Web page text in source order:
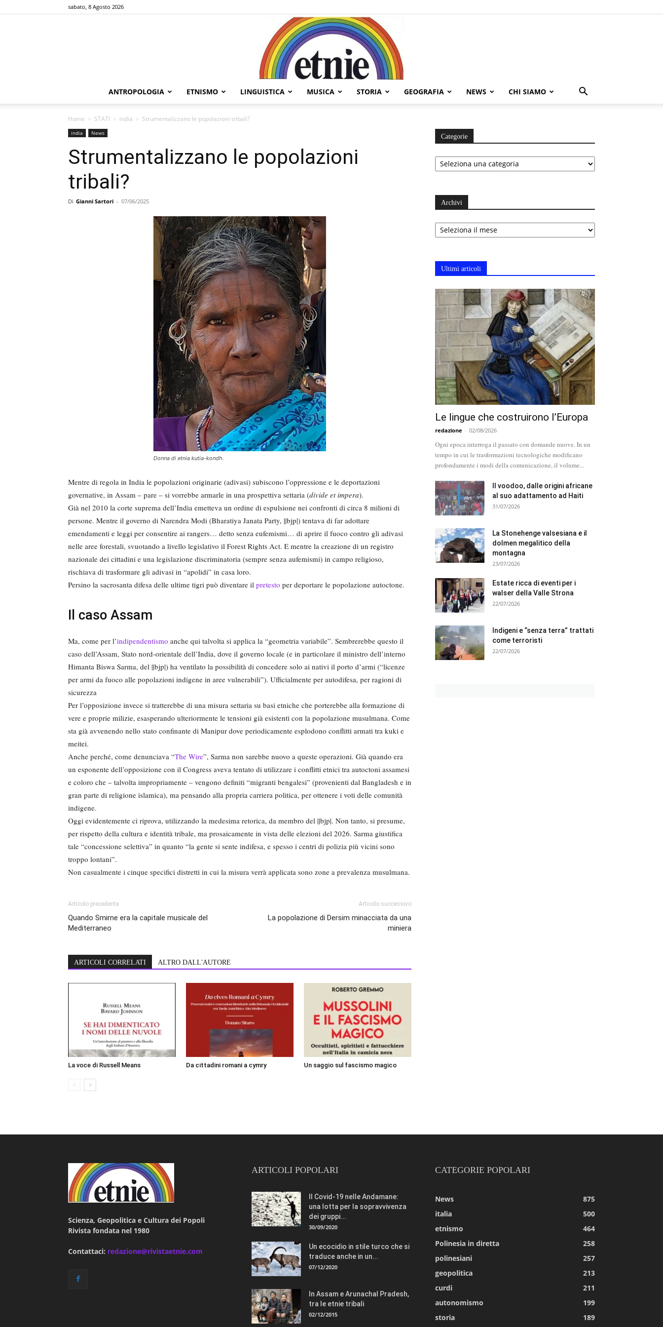
sabato, 8 Agosto 2026
ANTROPOLOGIA ETNISMO LINGUISTICA MUSICA STORIA GEOGRAFIA NEWS CHI SIAMO
Home STATI india Strumentalizzano le popolazioni tribali?
india News
Strumentalizzano le popolazioni
tribali?
Di Gianni Sartori - 07/06/2025
Donna di etnia kutia-kondh.
Mentre di regola in India le popolazioni originarie (adivasi) subiscono l’oppressione e le deportazioni
governative, in Assam – pare – si vorrebbe armarle in una prospettiva settaria (divide et impera).
Già nel 2010 la corte suprema dell’India emetteva un ordine di espulsione nei confronti di circa 8 milioni di
persone. Mentre il governo di Narendra Modi (Bharatiya Janata Party, ||bjp|) tentava di far adottare
emendamenti e leggi per consentire ai rangers… detto senza eufemismi… di aprire il fuoco contro gli adivasi
nelle aree forestali, svuotando a livello legislativo il Forest Rights Act. E mentre la creazione di un registro
nazionale dei cittadini e una legislazione discriminatoria (sempre senza aufemismi) in campo religioso,
rischiava di trasformare gli adivasi in “apolidi” in casa loro.
Persino la sacrosanta difesa delle ultime tigri può diventare il pretesto per deportare le popolazione autoctone.
Il caso Assam
Ma, come per l’indipendentismo anche qui talvolta si applica la “geometria variabile”. Sembrerebbe questo il
caso dell’Assam, Stato nord-orientale dell’India, dove il governo locale (e in particolare il ministro dell’interno
Himanta Biswa Sarma, del ||bjp|) ha ventilato la possibilità di concedere solo ai nativi il porto d’armi (“licenze
per armi da fuoco alle popolazioni indigene in aree vulnerabili”). Ufficialmente per autodifesa, per ragioni di
sicurezza
Per l’opposizione invece si tratterebbe di una misura settaria su basi etniche che porterebbe alla formazione di
vere e proprie milizie, esasperando ulteriormente le tensioni già esistenti con la popolazione musulmana. Come
sta già avvenendo nello stato confinante di Manipur dove periodicamente esplodono conflitti armati tra kuki e
meitei.
Anche perché, come denunciava “The Wire”, Sarma non sarebbe nuovo a queste operazioni. Già quando era
un esponente dell’opposizione con il Congress aveva tentato di utilizzare i conflitti etnici tra autoctoni assamesi
e coloro che – talvolta impropriamente – vengono definiti “migranti bengalesi” (provenienti dal Bangladesh e in
gran parte di religione islamica), ma pensando alla propria carriera politica, per ottenere i voti delle comunità
indigene.
Oggi evidentemente ci riprova, utilizzando la medesima retorica, da membro del ||bjp|. Non tanto, si presume,
per rispetto della cultura e identità tribale, ma prosaicamente in vista delle elezioni del 2026. Sarma giustifica
tale “concessione selettiva” in quanto “la gente si sente indifesa, e spesso i centri di polizia più vicini sono
troppo lontani”.
Non casualmente i cinque specifici distretti in cui la misura verrà applicata sono zone a prevalenza musulmana.
Articolo precedente
Quando Smirne era la capitale musicale del
Mediterraneo
Articolo successivo
La popolazione di Dersim minacciata da una
miniera
ARTICOLI CORRELATI ALTRO DALL'AUTORE
La voce di Russell Means Da cittadini romani a cymry Un saggio sul fascismo magico
Categorie
Categorie
Archivi
Archivi
Ultimi articoli
Le lingue che costruirono l’Europa
redazione - 02/08/2026
Ogni epoca interroga il passato con domande nuove. In un
tempo in cui le trasformazioni tecnologiche modificano
profondamente i modi della comunicazione, il volume...
Il voodoo, dalle origini africane
al suo adattamento ad Haiti
31/07/2026
La Stonehenge valsesiana e il
dolmen megalitico della
montagna
23/07/2026
Estate ricca di eventi per i
walser della Valle Strona
22/07/2026
Indigeni e “senza terra” trattati
come terroristi
22/07/2026
Scienza, Geopolitica e Cultura dei Popoli
Rivista fondata nel 1980
Contattaci: redazione@rivistaetnie.com
ARTICOLI POPOLARI
Il Covid-19 nelle Andamane:
una lotta per la sopravvivenza
dei gruppi...
30/09/2020
Un ecocidio in stile turco che si
traduce anche in un...
07/12/2020
In Assam e Arunachal Pradesh,
tra le etnie tribali
02/12/2015
CATEGORIE POPOLARI
News
875
italia
500
etnismo
464
Polinesia in diretta
258
polinesiani
257
geopolitica
213
curdi
211
autonomismo
199
storia
189